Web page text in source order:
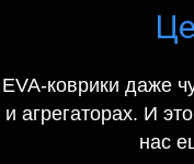
коврики даже
и агрегаторах. И
нас